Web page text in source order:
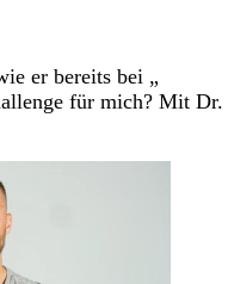
er bereits bei „
für mich? Mit Dr.